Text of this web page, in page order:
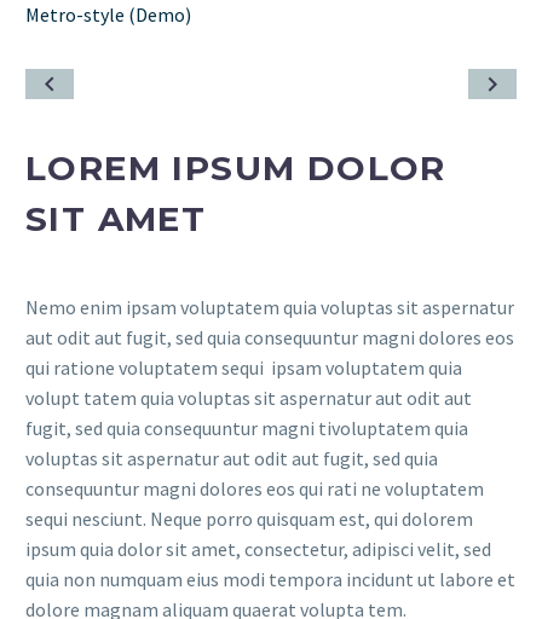
Metro-style (Demo)
LOREM IPSUM DOLOR
SIT AMET
Nemo enim ipsam voluptatem quia voluptas sit aspernatur
aut odit aut fugit, sed quia consequuntur magni dolores eos
qui ratione voluptatem sequi ipsam voluptatem quia
volupt tatem quia voluptas sit aspernatur aut odit aut
fugit, sed quia consequuntur magni tivoluptatem quia
voluptas sit aspernatur aut odit aut fugit, sed quia
consequuntur magni dolores eos qui rati ne voluptatem
sequi nesciunt. Neque porro quisquam est, qui dolorem
ipsum quia dolor sit amet, consectetur, adipisci velit, sed
quia non numquam eius modi tempora incidunt ut labore et
dolore magnam aliquam quaerat volupta tem.